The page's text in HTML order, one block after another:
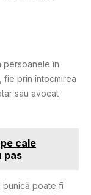
persoanele în
fie prin întocmirea
sau avocat
cale
pas
bunică poate fi